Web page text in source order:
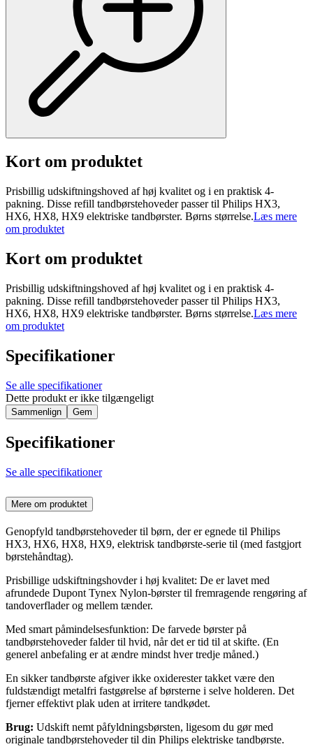
Kort om produktet
Prisbillig udskiftningshoved af høj kvalitet og i en praktisk 4-
pakning. Disse refill tandbørstehoveder passer til Philips HX3,
HX6, HX8, HX9 elektriske tandbørster. Børns størrelse.Læs mere
om produktet
Kort om produktet
Prisbillig udskiftningshoved af høj kvalitet og i en praktisk 4-
pakning. Disse refill tandbørstehoveder passer til Philips HX3,
HX6, HX8, HX9 elektriske tandbørster. Børns størrelse.Læs mere
om produktet
Specifikationer
Se alle specifikationer
Dette produkt er ikke tilgængeligt
Sammenlign Gem
Specifikationer
Se alle specifikationer
Mere om produktet
Genopfyld tandbørstehoveder til børn, der er egnede til Philips
HX3, HX6, HX8, HX9, elektrisk tandbørste-serie til (med fastgjort
børstehåndtag).
Prisbillige udskiftningshovder i høj kvalitet: De er lavet med
afrundede Dupont Tynex Nylon-børster til fremragende rengøring af
tandoverflader og mellem tænder.
Med smart påmindelsesfunktion: De farvede børster på
tandbørstehoveder falder til hvid, når det er tid til at skifte. (En
generel anbefaling er at ændre mindst hver tredje måned.)
En sikker tandbørste afgiver ikke oxiderester takket være den
fuldstændigt metalfri fastgørelse af børsterne i selve holderen. Det
fjerner effektivt plak uden at irritere tandkødet.
Brug: Udskift nemt påfyldningsbørsten, ligesom du gør med
originale tandbørstehoveder til din Philips elektriske tandbørste.